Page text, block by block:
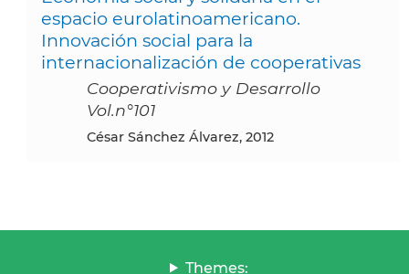
espacio eurolatinoamericano.
Innovación social para la
internacionalización de cooperativas
Cooperativismo y Desarrollo
Vol.n°101
César Sánchez Álvarez, 2012
Themes: